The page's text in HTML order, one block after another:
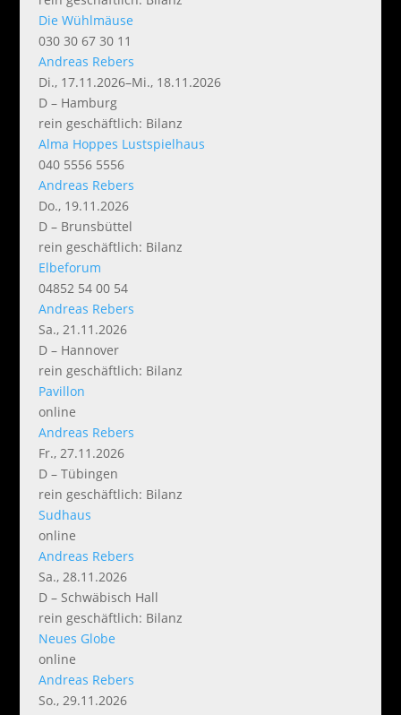
Die Wühlmäuse
030 30 67 30 11
Andreas Rebers
Di., 17.11.2026–Mi., 18.11.2026
D – Hamburg
rein geschäftlich: Bilanz
Alma Hoppes Lustspielhaus
040 5556 5556
Andreas Rebers
Do., 19.11.2026
D – Brunsbüttel
rein geschäftlich: Bilanz
Elbeforum
04852 54 00 54
Andreas Rebers
Sa., 21.11.2026
D – Hannover
rein geschäftlich: Bilanz
Pavillon
online
Andreas Rebers
Fr., 27.11.2026
D – Tübingen
rein geschäftlich: Bilanz
Sudhaus
online
Andreas Rebers
Sa., 28.11.2026
D – Schwäbisch Hall
rein geschäftlich: Bilanz
Neues Globe
online
Andreas Rebers
So., 29.11.2026